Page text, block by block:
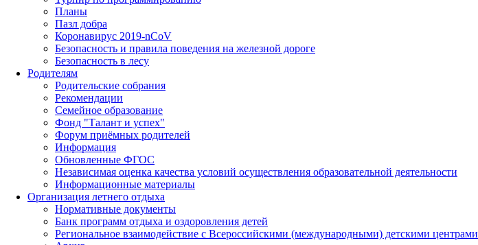
Планы
Пазл добра
Коронавирус 2019-nCoV
Безопасность и правила поведения на железной дороге
Безопасность в лесу
Родителям
Родительские собрания
Рекомендации
Семейное образование
Фонд "Талант и успех"
Форум приёмных родителей
Информация
Обновленные ФГОС
Независимая оценка качества условий осуществления образовательной деятельности
Информационные материалы
Организация летнего отдыха
Нормативные документы
Банк программ отдыха и оздоровления детей
Региональное взаимодействие с Всероссийскими (международными) детскими центрами